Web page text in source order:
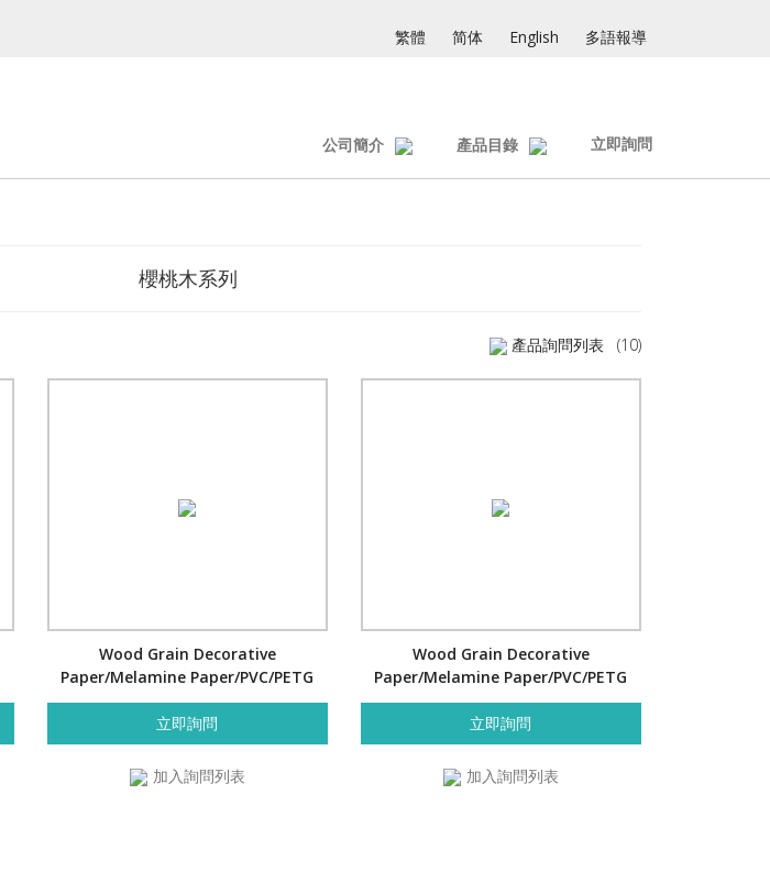
繁體 简体 English 多語報導
公司簡介 產品目錄 立即詢問
櫻桃木系列
產品詢問列表 (10)
Wood Grain Decorative
Paper/Melamine Paper/PVC/PETG
Film- Cherry
立即詢問
加入詢問列表
Wood Grain Decorative
Paper/Melamine Paper/PVC/PETG
Film- Cherry
立即詢問
加入詢問列表